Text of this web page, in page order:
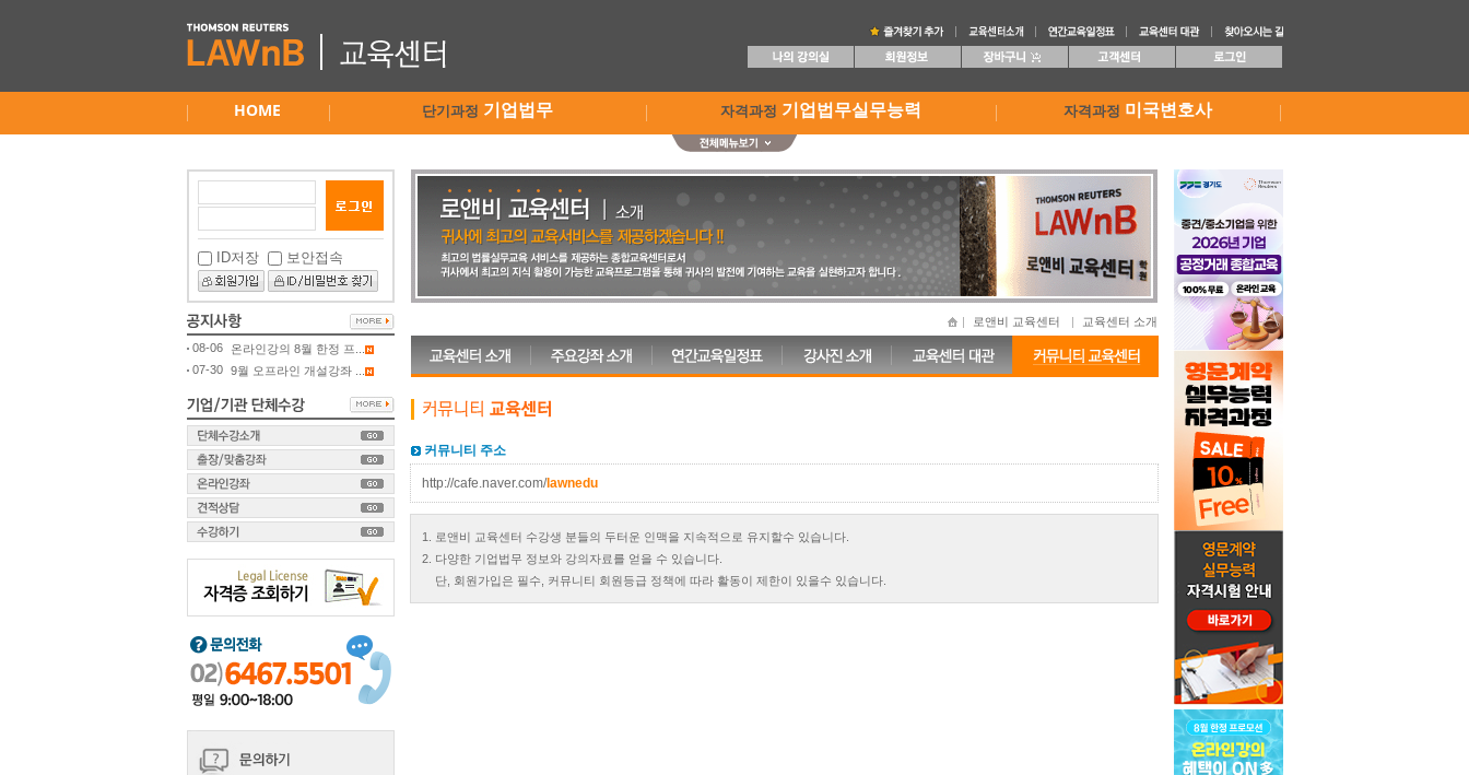
HOME 단기과정 기업법무 자격과정 기업법무실무능력 자격과정 미국변호사
ID저장 보안접속
08-06
온라인강의 8월 한정 프...
07-30
9월 오프라인 개설강좌 ...
로앤비 교육센터 교육센터 소개
커뮤니티 주소
http://cafe.naver.com/lawnedu
1. 로앤비 교육센터 수강생 분들의 두터운 인맥을 지속적으로 유지할수 있습니다.
2. 다양한 기업법무 정보와 강의자료를 얻을 수 있습니다.
단, 회원가입은 필수, 커뮤니티 회원등급 정책에 따라 활동이 제한이 있을수 있습니다.